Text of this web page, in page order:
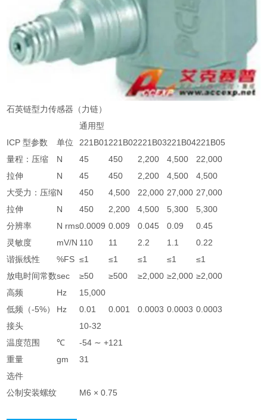
石英链型力传感器（力链）
通用型
ICP 型参数
单位 221B01221B02221B03221B04221B05
量程：压缩
N 45 450 2,200 4,500
22,000
拉伸
N 45 450 2,200 4,500
4,500
大受力：压缩N 450 4,500 22,000 27,000 27,000
拉伸
N 450 2,200 4,500 5,300
5,300
分辨率
N rms0.0009 0.009 0.045 0.09
0.45
灵敏度
mV/N 110 11 2.2 1.1
0.22
谐振线性
%FS ≤1 ≤1 ≤1 ≤1
≤1
放电时间常数sec ≥50 ≥500 ≥2,000 ≥2,000 ≥2,000
高频
Hz
15,000
低频（-5%）
Hz 0.01 0.001 0.0003 0.0003 0.0003
接头
10-32
温度范围
℃
-54 ∼ +121
重量
gm
31
选件
公制安装螺纹
M6 × 0.75